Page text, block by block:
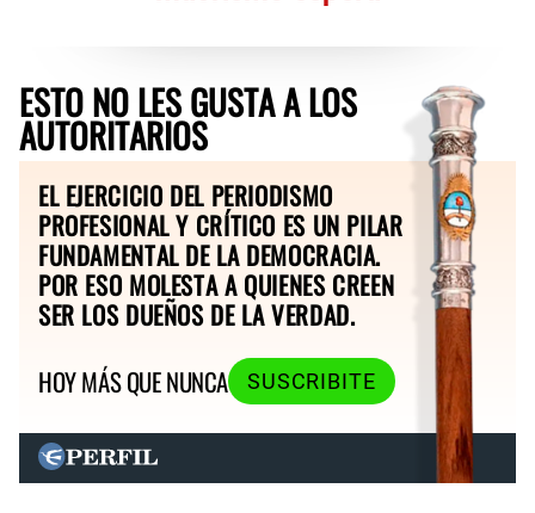
ESTO NO LES GUSTA A LOS
AUTORITARIOS
EL EJERCICIO DEL PERIODISMO
PROFESIONAL Y CRÍTICO ES UN PILAR
FUNDAMENTAL DE LA DEMOCRACIA.
POR ESO MOLESTA A QUIENES CREEN
SER LOS DUEÑOS DE LA VERDAD.
HOY MÁS QUE NUNCA
SUSCRIBITE